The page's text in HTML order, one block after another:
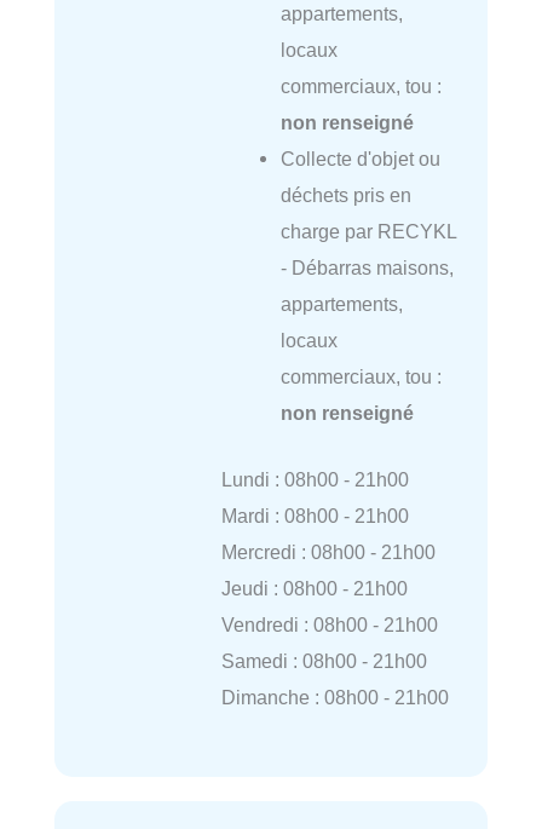
appartements,
locaux
commerciaux, tou :
non renseigné
Collecte d'objet ou
déchets pris en
charge par RECYKL
- Débarras maisons,
appartements,
locaux
commerciaux, tou :
non renseigné
Lundi : 08h00 - 21h00
Mardi : 08h00 - 21h00
Mercredi : 08h00 - 21h00
Jeudi : 08h00 - 21h00
Vendredi : 08h00 - 21h00
Samedi : 08h00 - 21h00
Dimanche : 08h00 - 21h00